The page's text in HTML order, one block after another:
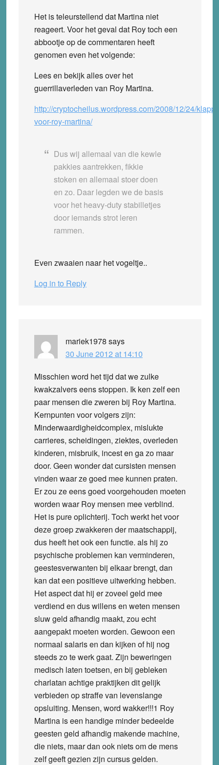
Het is teleurstellend dat Martina niet
reageert. Voor het geval dat Roy toch een
abbootje op de commentaren heeft
genomen even het volgende:
Lees en bekijk alles over het
guerrillaverleden van Roy Martina.
http://cryptocheilus.wordpress.com/2008/12/24/
voor-roy-martina/
Dus wij allemaal van die kewle
pakkies aantrekken, fikkie
stoken en allemaal stoer doen
en zo. Daar legden we de basis
voor het heavy-duty stabilletjes
door iemands strot leren
rammen.
Even zwaaien naar het vogeltje..
Log in to Reply
mariek1978 says
30 June 2012 at 14:10
Misschien word het tijd dat we zulke
kwakzalvers eens stoppen. Ik ken zelf een
paar mensen die zweren bij Roy Martina.
Kernpunten voor volgers zijn:
Minderwaardigheidcomplex, mislukte
carrieres, scheidingen, ziektes, overleden
kinderen, misbruik, incest en ga zo maar
door. Geen wonder dat cursisten mensen
vinden waar ze goed mee kunnen praten.
Er zou ze eens goed voorgehouden moeten
worden waar Roy mensen mee verblind.
Het is pure oplichterij. Toch werkt het voor
deze groep zwakkeren der maatschappij,
dus heeft het ook een functie. als hij zo
psychische problemen kan verminderen,
geestesverwanten bij elkaar brengt, dan
kan dat een positieve uitwerking hebben.
Het aspect dat hij er zoveel geld mee
verdiend en dus willens en weten mensen
sluw geld afhandig maakt, zou echt
aangepakt moeten worden. Gewoon een
normaal salaris en dan kijken of hij nog
steeds zo te werk gaat. Zijn beweringen
medisch laten toetsen, en bij gebleken
charlatan achtige praktijken dit gelijk
verbieden op straffe van levenslange
opsluiting. Mensen, word wakker!!!1 Roy
Martina is een handige minder bedeelde
geesten geld afhandig makende machine,
die niets, maar dan ook niets om de mens
zelf geeft gezien zijn cursus gelden.